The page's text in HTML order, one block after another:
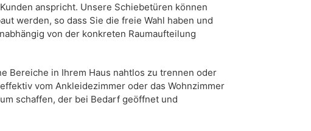
anspricht. Unsere Schiebetüren können
werden, so dass Sie die freie Wahl haben und
von der konkreten Raumaufteilung
Bereiche in Ihrem Haus nahtlos zu trennen oder
vom Ankleidezimmer oder das Wohnzimmer
schaffen, der bei Bedarf geöffnet und